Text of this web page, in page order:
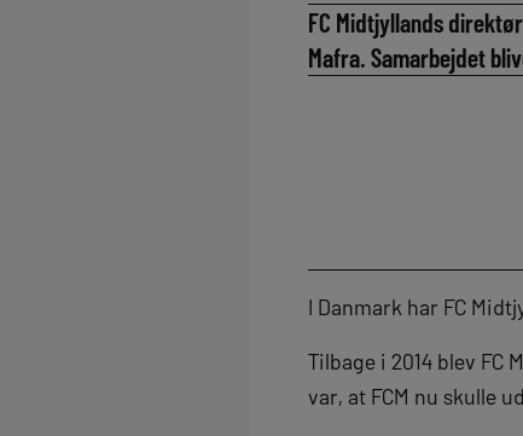
FC Midtjyllands
Mafra. Samarbejdet
I Danmark har FC
Tilbage i 2014 blev
var, at FCM nu skulle